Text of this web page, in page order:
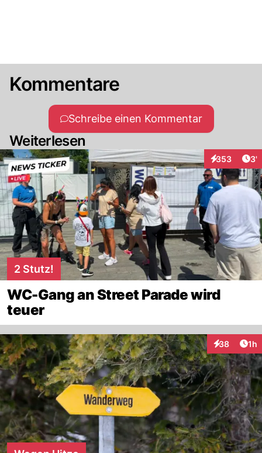
Kommentare
Schreibe einen Kommentar
Weiterlesen
353
Interaktionen
3'
2 Stutz!
WC-Gang an Street Parade wird
teuer
38
Interaktionen
1h